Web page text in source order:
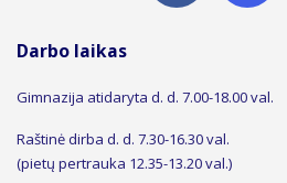
Darbo laikas
Gimnazija atidaryta d. d. 7.00-18.00 val.
Raštinė dirba d. d. 7.30-16.30 val.
(pietų pertrauka 12.35-13.20 val.)